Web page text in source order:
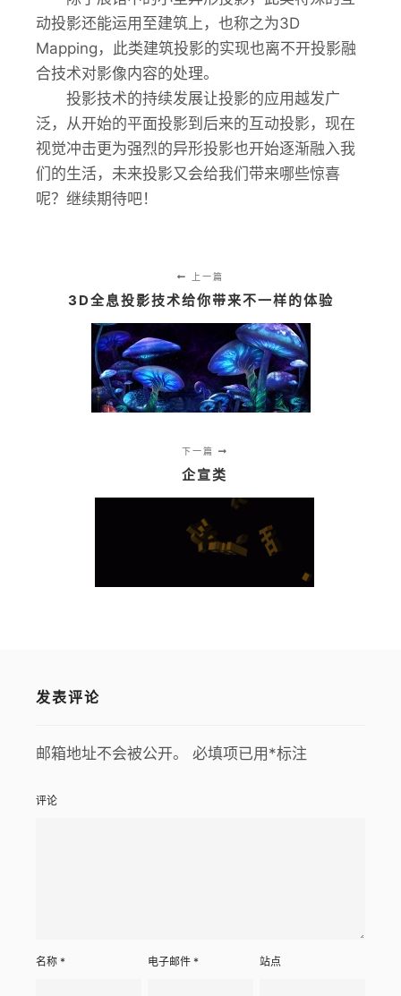
动投影还能运用至建筑上，也称之为3D
Mapping，此类建筑投影的实现也离不开投影融
合技术对影像内容的处理。
投影技术的持续发展让投影的应用越发广
泛，从开始的平面投影到后来的互动投影，现在
视觉冲击更为强烈的异形投影也开始逐渐融入我
们的生活，未来投影又会给我们带来哪些惊喜
呢？继续期待吧！
上一篇
3D全息投影技术给你带来不一样的体验
下一篇
企宣类
发表评论
邮箱地址不会被公开。 必填项已用 *标注
评论
名称 * 电子邮件* 站点